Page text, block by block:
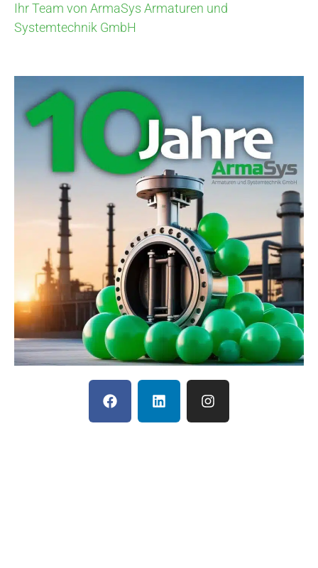
Ihr Team von ArmaSys Armaturen und
Systemtechnik GmbH